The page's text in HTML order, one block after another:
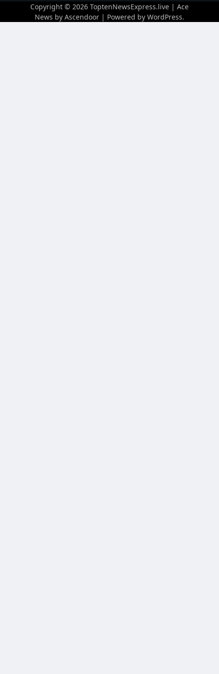
Copyright © 2026 ToptenNewsExpress.live | Ace
News by Ascendoor | Powered by WordPress.